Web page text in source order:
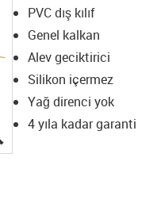
igus-icon-lupe
PVC dış kılıf
Genel kalkan
Alev geciktirici
Silikon içermez
Yağ direnci yok
4 yıla kadar garanti